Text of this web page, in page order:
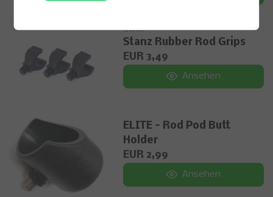
Sonik
Stanz Rubber Rod Grips
EUR 3,49
Ansehen
ELITE - Rod Pod Butt
Holder
EUR 2,99
Ansehen